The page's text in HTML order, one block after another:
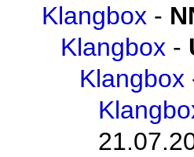
Klangbox -
Klangbox -
Klangbox